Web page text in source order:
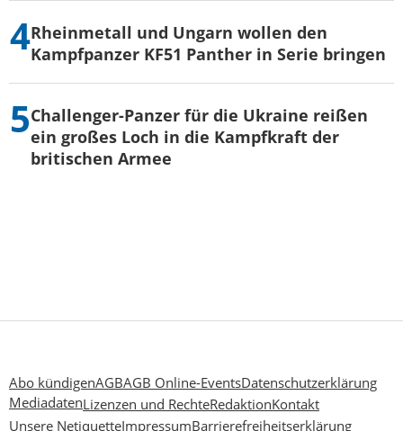
Rheinmetall und Ungarn wollen den
Kampfpanzer KF51 Panther in Serie bringen
Challenger-Panzer für die Ukraine reißen
ein großes Loch in die Kampfkraft der
britischen Armee
Abo kündigenAGBAGB Online-EventsDatenschutzerklärung
MediadatenLizenzen und RechteRedaktionKontakt
Unsere NetiquetteImpressumBarrierefreiheitserklärung